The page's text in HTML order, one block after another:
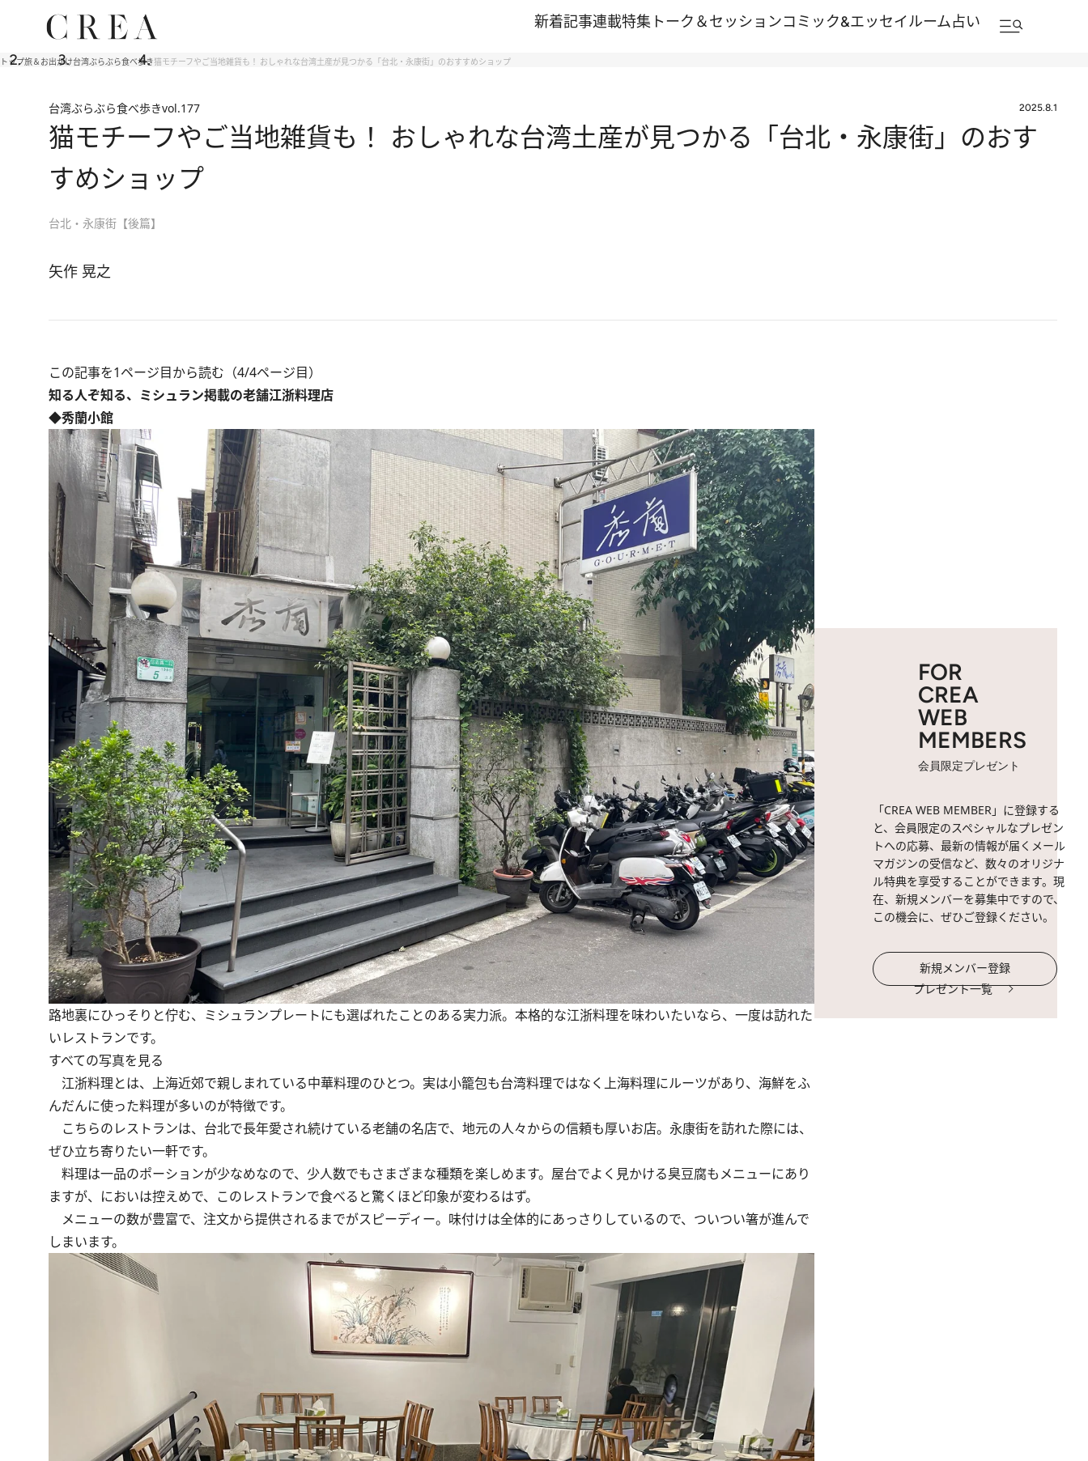
新着記事連載特集 トーク＆セッションコミック&エッセイルーム占い
トップ旅＆お出かけ台湾ぶらぶら食べ歩き猫モチーフやご当地雑貨も！ おしゃれな台湾土産が見つかる「台北・永康街」のおすすめショップ
台湾ぶらぶら食べ歩きvol.177 2025.8.1
猫モチーフやご当地雑貨も！ おしゃれな台湾土産が見つかる「台北・永康街」のおす
すめショップ
台北・永康街【後篇】
矢作 晃之
この記事を1ページ目から読む（4/4ページ目）
知る人ぞ知る、ミシュラン掲載の老舗江浙料理店
◆秀蘭小館
路地裏にひっそりと佇む、ミシュランプレートにも選ばれたことのある実力派。本格的な江浙料理を味わいたいなら、一度は訪れた
いレストランです。
すべての写真を見る
江浙料理とは、上海近郊で親しまれている中華料理のひとつ。実は小籠包も台湾料理ではなく上海料理にルーツがあり、海鮮をふ
んだんに使った料理が多いのが特徴です。
こちらのレストランは、台北で長年愛され続けている老舗の名店で、地元の人々からの信頼も厚いお店。永康街を訪れた際には、
ぜひ立ち寄りたい一軒です。
料理は一品のポーションが少なめなので、少人数でもさまざまな種類を楽しめます。屋台でよく見かける臭豆腐もメニューにあり
ますが、においは控えめで、このレストランで食べると驚くほど印象が変わるはず。
メニューの数が豊富で、注文から提供されるまでがスピーディー。味付けは全体的にあっさりしているので、ついつい箸が進んで
しまいます。
FOR
CREA
WEB
MEMBERS
会員限定プレゼント
「CREA WEB MEMBER」に登録する
と、会員限定のスペシャルなプレゼン
トへの応募、最新の情報が届くメール
マガジンの受信など、数々のオリジナ
ル特典を享受することができます。現
在、新規メンバーを募集中ですので、
この機会に、ぜひご登録ください。
新規メンバー登録
プレゼント一覧